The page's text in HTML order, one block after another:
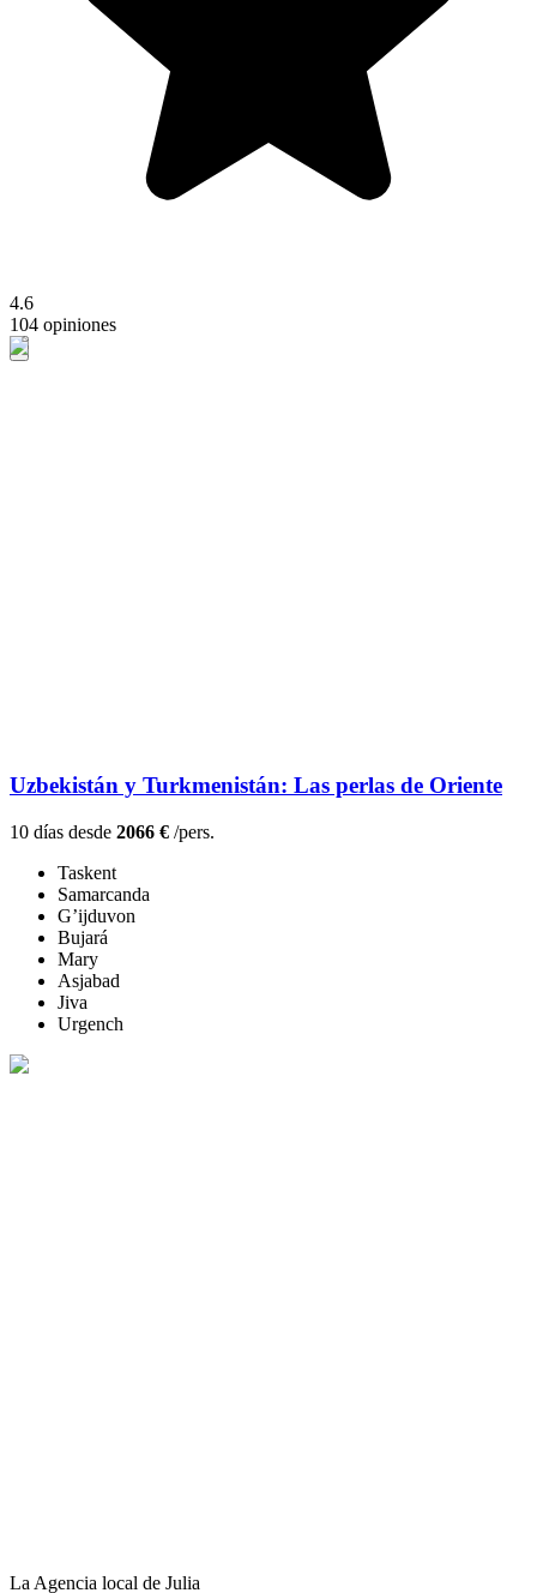
4.6
104 opiniones
Uzbekistán y Turkmenistán: Las perlas de Oriente
10 días desde 2066 € /pers.
Taskent
Samarcanda
G’ijduvon
Bujará
Mary
Asjabad
Jiva
Urgench
La Agencia local de Julia